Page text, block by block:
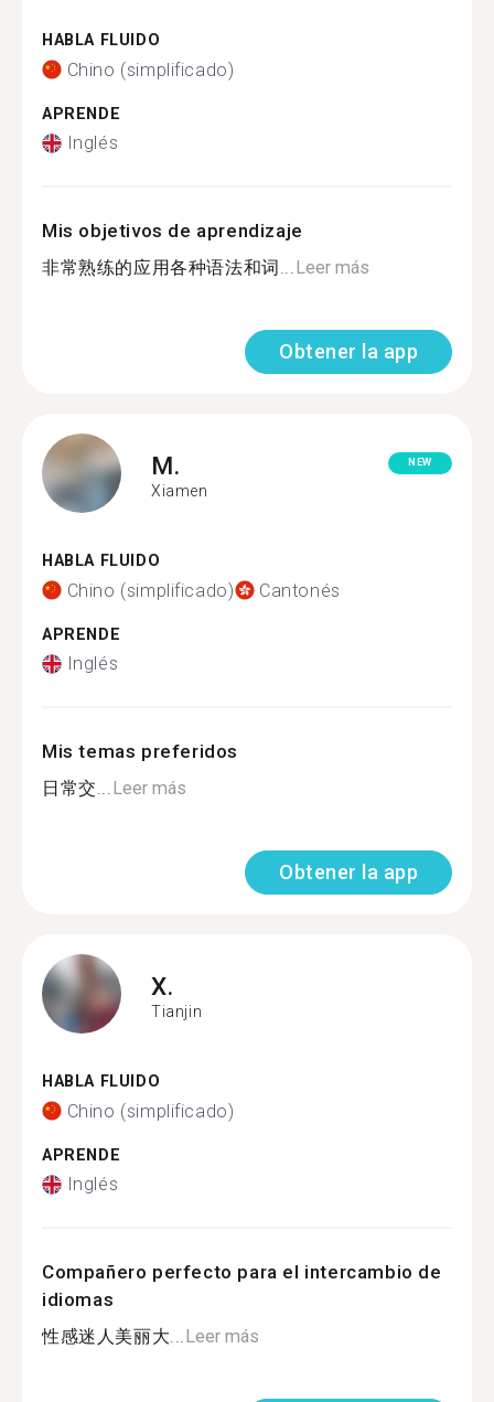
HABLA FLUIDO
Chino (simplificado)
APRENDE
Inglés
Mis objetivos de aprendizaje
非常熟练的应用各种语法和词...Leer más
Obtener la app
M.
Xiamen
NEW
HABLA FLUIDO
Chino (simplificado) Cantonés
APRENDE
Inglés
Mis temas preferidos
日常交...Leer más
Obtener la app
X.
Tianjin
HABLA FLUIDO
Chino (simplificado)
APRENDE
Inglés
Compañero perfecto para el intercambio de
idiomas
性感迷人美丽大...Leer más